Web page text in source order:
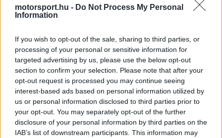
motorsport.hu - Do Not Process My Personal
Information
If you wish to opt-out of the sale, sharing to third parties, or
processing of your personal or sensitive information for
targeted advertising by us, please use the below opt-out
section to confirm your selection. Please note that after your
opt-out request is processed you may continue seeing
interest-based ads based on personal information utilized by
us or personal information disclosed to third parties prior to
your opt-out. You may separately opt-out of the further
disclosure of your personal information by third parties on the
IAB’s list of downstream participants. This information may
Sainz a 11. leggyorsabb időt autózta, majd pedig
koncentrálniuk, hogy megértsék, az FW47-es
miért küszködik egy kicsit a leglágyabb
keveréken.
This
is
The media could not be loaded, either because
the server or network failed or because the format
is not supported.